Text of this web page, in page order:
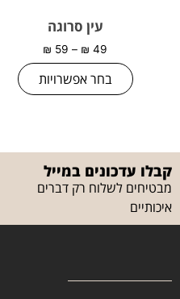
עין סרוגה
₪ 49
–
₪ 59
בחר אפשרויות
קבלו עדכונים במייל
מבטיחים לשלוח רק דברים
איכותיים